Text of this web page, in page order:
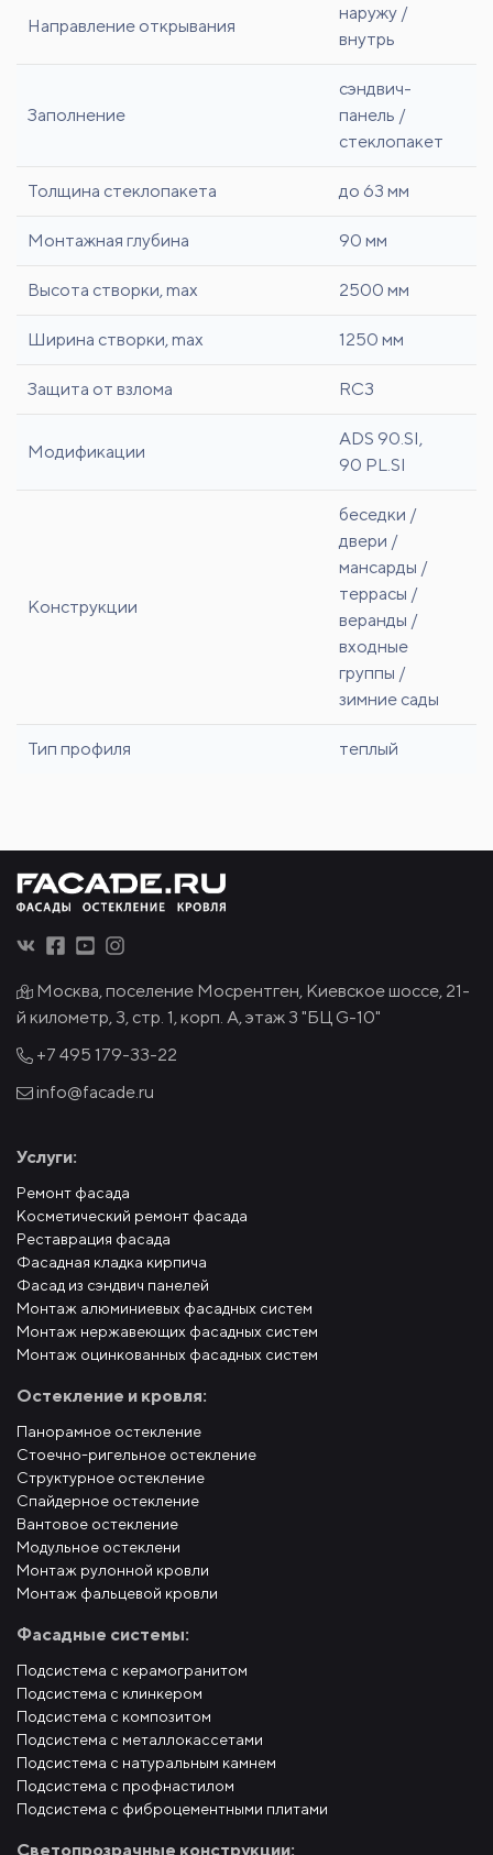
Направление открывания
наружу /
внутрь
Заполнение
сэндвич-
панель /
стеклопакет
Толщина стеклопакета до 63 мм
Монтажная глубина 90 мм
Высота створки, max 2500 мм
Ширина створки, max 1250 мм
Защита от взлома RC3
Модификации
ADS 90.SI,
90 PL.SI
Конструкции
беседки /
двери /
мансарды /
террасы /
веранды /
входные
группы /
зимние сады
Тип профиля теплый
Москва, поселение Мосрентген, Киевское шоссе, 21-
й километр, 3, стр. 1, корп. А, этаж 3 "БЦ G-10"
+7 495 179-33-22
info@facade.ru
Услуги:
Ремонт фасада
Косметический ремонт фасада
Реставрация фасада
Фасадная кладка кирпича
Фасад из сэндвич панелей
Монтаж алюминиевых фасадных систем
Монтаж нержавеющих фасадных систем
Монтаж оцинкованных фасадных систем
Остекление и кровля:
Панорамное остекление
Стоечно-ригельное остекление
Структурное остекление
Спайдерное остекление
Вантовое остекление
Модульное остеклени
Монтаж рулонной кровли
Монтаж фальцевой кровли
Фасадные системы:
Подсистема с керамогранитом
Подсистема с клинкером
Подсистема с композитом
Подсистема с металлокассетами
Подсистема с натуральным камнем
Подсистема с профнастилом
Подсистема с фиброцементными плитами
Светопрозрачные конструкции: